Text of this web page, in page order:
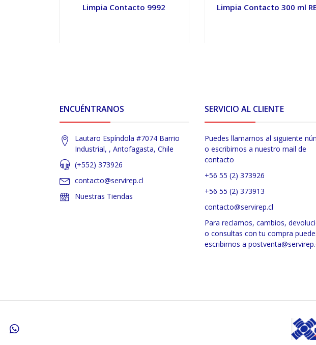
Limpia Contacto 9992 Limpia Contacto 300 ml
ENCUÉNTRANOS
Lautaro Espíndola #7074 Barrio
Industrial, , Antofagasta, Chile
(+552) 373926
contacto@servirep.cl
Nuestras Tiendas
SERVICIO AL CLIENTE
Puedes llamarnos al siguiente
o escribirnos a nuestro mail de
contacto
+56 55 (2) 373926
+56 55 (2) 373913
contacto@servirep.cl
Para reclamos, cambios,
o consultas con tu compra
escribirnos a